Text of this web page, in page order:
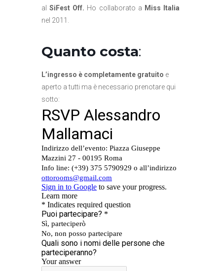
alSiFest Off. Ho collaborato a Miss Italia
nel 2011.
Quanto costa:
L’ingresso è completamente gratuito e
aperto a tutti ma è necessario prenotare qui
sotto: